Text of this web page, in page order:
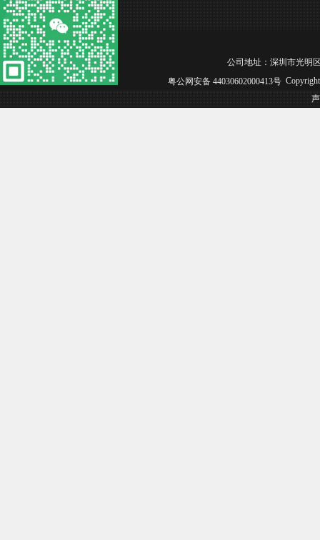
公司地址：深圳市光明
粤公网安备 44030602000413号